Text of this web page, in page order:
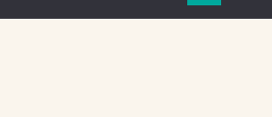
CENTRE NATIONAL DU LIVRE